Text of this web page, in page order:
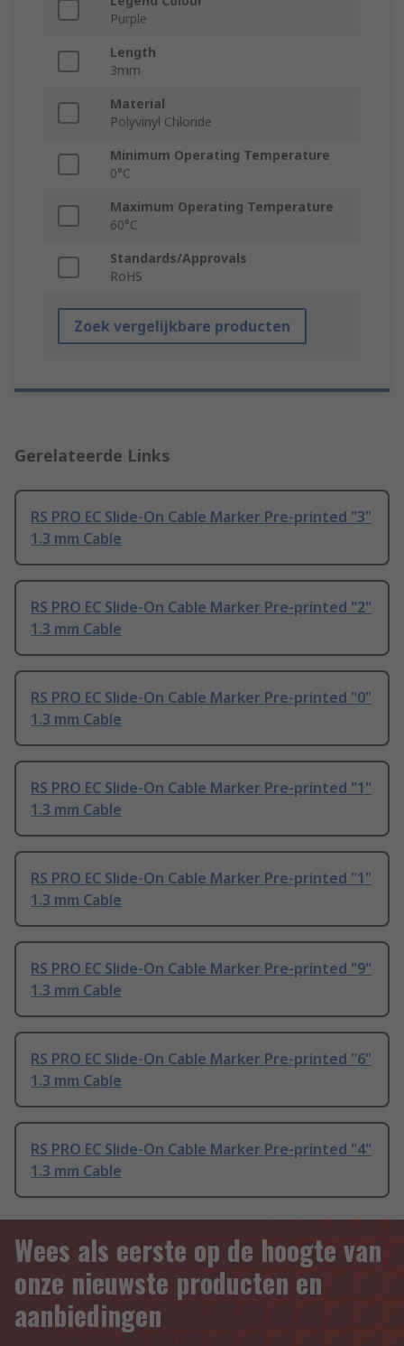
Purple
Length
3mm
Material
Polyvinyl Chloride
Minimum Operating Temperature
0°C
Maximum Operating Temperature
60°C
Standards/Approvals
RoHS
Zoek vergelijkbare producten
Gerelateerde Links
RS PRO EC Slide-On Cable Marker Pre-printed "3"
1.3 mm Cable
RS PRO EC Slide-On Cable Marker Pre-printed "2"
1.3 mm Cable
RS PRO EC Slide-On Cable Marker Pre-printed "0"
1.3 mm Cable
RS PRO EC Slide-On Cable Marker Pre-printed "1"
1.3 mm Cable
RS PRO EC Slide-On Cable Marker Pre-printed "1"
1.3 mm Cable
RS PRO EC Slide-On Cable Marker Pre-printed "9"
1.3 mm Cable
RS PRO EC Slide-On Cable Marker Pre-printed "6"
1.3 mm Cable
RS PRO EC Slide-On Cable Marker Pre-printed "4"
1.3 mm Cable
Wees als eerste op de hoogte van
onze nieuwste producten en
aanbiedingen